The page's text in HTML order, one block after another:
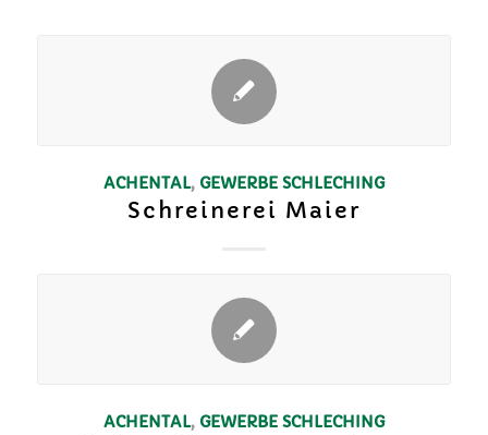
ACHENTAL, GEWERBE SCHLECHING
Schreinerei Maier
ACHENTAL, GEWERBE SCHLECHING